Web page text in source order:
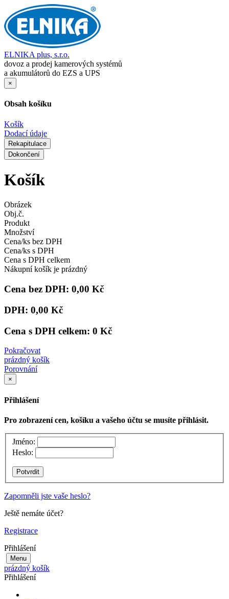
ELNIKA plus, s.r.o.
dovoz a prodej kamerových systémů
a akumulátorů do EZS a UPS
×
Obsah košíku
Košík
Dodací údaje
Rekapitulace
Dokončení
Košík
Obrázek
Obj.č.
Produkt
Množství
Cena/ks bez DPH
Cena/ks s DPH
Cena s DPH celkem
Nákupní košík je prázdný
Cena bez DPH: 0,00 Kč
DPH: 0,00 Kč
Cena s DPH celkem: 0 Kč
Pokračovat
prázdný košík
Porovnání
×
Přihlášení
Pro zobrazení cen, košíku a vašeho účtu se musíte přihlásit.
Jméno:
Heslo:
Zapomněli jste vaše heslo?
Ještě nemáte účet?
Registrace
Přihlášení
Menu
prázdný košík
Přihlášení